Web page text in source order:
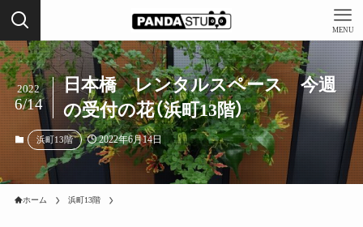
MENU
日本橋 レンタルスペース 今週
の受付の花（浜町13階）
2022
6/14
浜町13階 2022年6月14日
ホーム 浜町13階